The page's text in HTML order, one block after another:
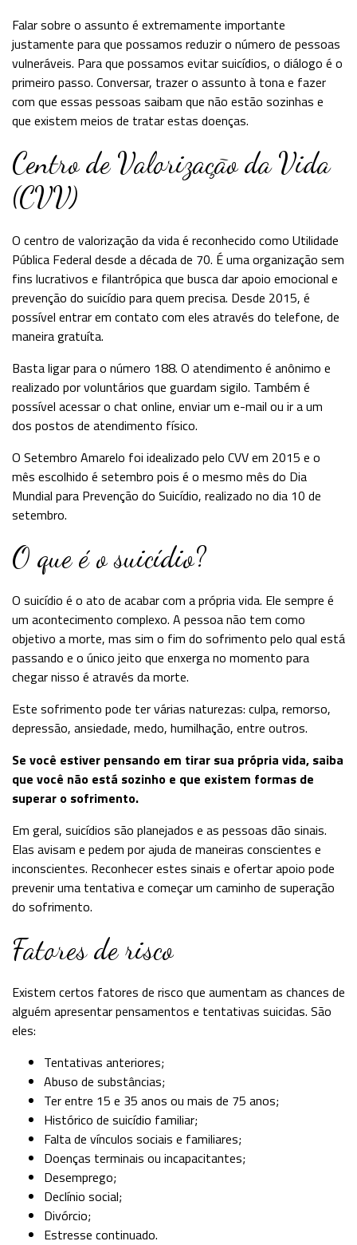
Falar sobre o assunto é extremamente importante
justamente para que possamos reduzir o número de pessoas
vulneráveis. Para que possamos evitar suicídios, o diálogo é o
primeiro passo. Conversar, trazer o assunto à tona e fazer
com que essas pessoas saibam que não estão sozinhas e
que existem meios de tratar estas doenças.
Centro de Valorização da Vida
(CVV)
O centro de valorização da vida é reconhecido como Utilidade
Pública Federal desde a década de 70. É uma organização sem
fins lucrativos e filantrópica que busca dar apoio emocional e
prevenção do suicídio para quem precisa. Desde 2015, é
possível entrar em contato com eles através do telefone, de
maneira gratuíta.
Basta ligar para o número 188. O atendimento é anônimo e
realizado por voluntários que guardam sigilo. Também é
possível acessar o chat online, enviar um e-mail ou ir a um
dos postos de atendimento físico.
O Setembro Amarelo foi idealizado pelo CVV em 2015 e o
mês escolhido é setembro pois é o mesmo mês do Dia
Mundial para Prevenção do Suicídio, realizado no dia 10 de
setembro.
O que é o suicídio?
O suicídio é o ato de acabar com a própria vida. Ele sempre é
um acontecimento complexo. A pessoa não tem como
objetivo a morte, mas sim o fim do sofrimento pelo qual está
passando e o único jeito que enxerga no momento para
chegar nisso é através da morte.
Este sofrimento pode ter várias naturezas: culpa, remorso,
depressão, ansiedade, medo, humilhação, entre outros.
Se você estiver pensando em tirar sua própria vida, saiba
que você não está sozinho e que existem formas de
superar o sofrimento.
Em geral, suicídios são planejados e as pessoas dão sinais.
Elas avisam e pedem por ajuda de maneiras conscientes e
inconscientes. Reconhecer estes sinais e ofertar apoio pode
prevenir uma tentativa e começar um caminho de superação
do sofrimento.
Fatores de risco
Existem certos fatores de risco que aumentam as chances de
alguém apresentar pensamentos e tentativas suicidas. São
eles:
Tentativas anteriores;
Abuso de substâncias;
Ter entre 15 e 35 anos ou mais de 75 anos;
Histórico de suicídio familiar;
Falta de vínculos sociais e familiares;
Doenças terminais ou incapacitantes;
Desemprego;
Declínio social;
Divórcio;
Estresse continuado.